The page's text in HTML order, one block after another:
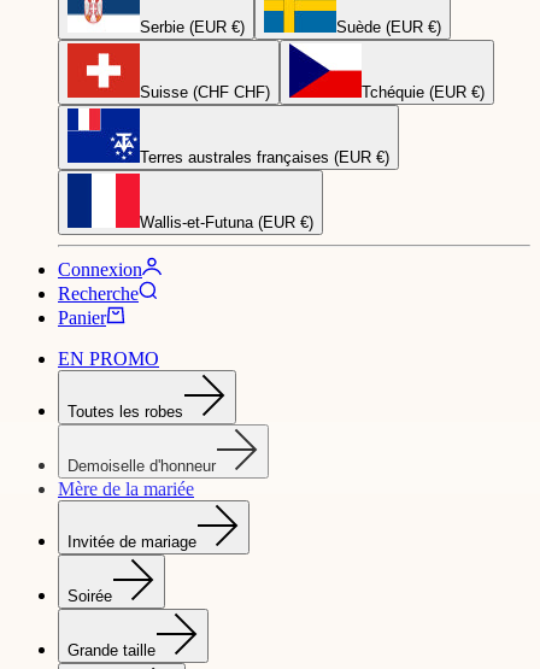
Serbie (EUR €) Suède (EUR €)
Suisse (CHF CHF) Tchéquie (EUR €)
Terres australes françaises (EUR €)
Wallis-et-Futuna (EUR €)
Connexion
Recherche
Panier
EN PROMO
Toutes les robes
Demoiselle d'honneur
Mère de la mariée
Invitée de mariage
Soirée
Grande taille